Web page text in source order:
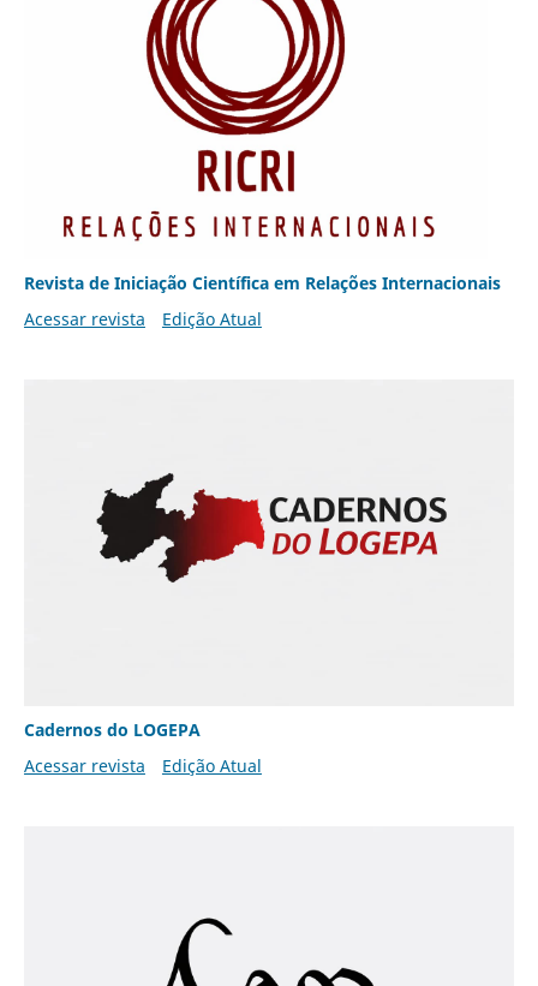
Revista de Iniciação Científica em Relações Internacionais
Acessar revista
Edição Atual
Cadernos do LOGEPA
Acessar revista
Edição Atual